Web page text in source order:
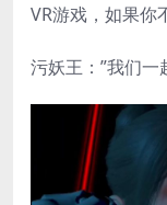
VR游戏，如果你
污妖王：”我们一